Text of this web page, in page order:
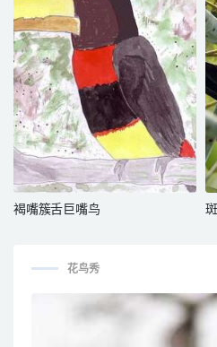
褐嘴簇舌巨嘴鸟
花鸟秀